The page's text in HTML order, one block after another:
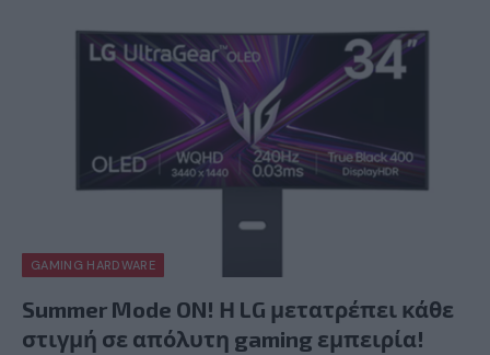
GAMING HARDWARE
Summer Mode ON! Η LG μετατρέπει κάθε
στιγμή σε απόλυτη gaming εμπειρία!